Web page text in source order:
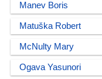
Manev Boris
Matuška Robert
McNulty Mary
Ogava Yasunori